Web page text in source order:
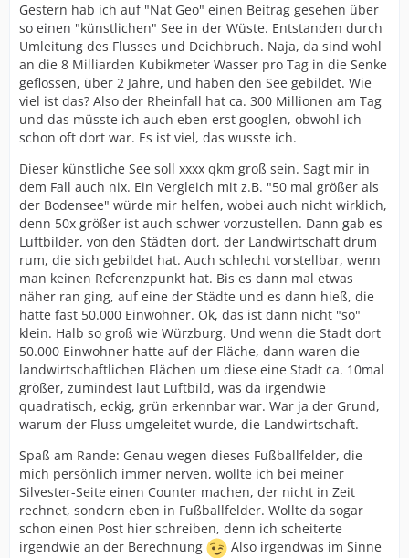
Gestern hab ich auf "Nat Geo" einen Beitrag gesehen über
so einen "künstlichen" See in der Wüste. Entstanden durch
Umleitung des Flusses und Deichbruch. Naja, da sind wohl
an die 8 Milliarden Kubikmeter Wasser pro Tag in die Senke
geflossen, über 2 Jahre, und haben den See gebildet. Wie
viel ist das? Also der Rheinfall hat ca. 300 Millionen am Tag
und das müsste ich auch eben erst googlen, obwohl ich
schon oft dort war. Es ist viel, das wusste ich.
Dieser künstliche See soll xxxx qkm groß sein. Sagt mir in
dem Fall auch nix. Ein Vergleich mit z.B. "50 mal größer als
der Bodensee" würde mir helfen, wobei auch nicht wirklich,
denn 50x größer ist auch schwer vorzustellen. Dann gab es
Luftbilder, von den Städten dort, der Landwirtschaft drum
rum, die sich gebildet hat. Auch schlecht vorstellbar, wenn
man keinen Referenzpunkt hat. Bis es dann mal etwas
näher ran ging, auf eine der Städte und es dann hieß, die
hatte fast 50.000 Einwohner. Ok, das ist dann nicht "so"
klein. Halb so groß wie Würzburg. Und wenn die Stadt dort
50.000 Einwohner hatte auf der Fläche, dann waren die
landwirtschaftlichen Flächen um diese eine Stadt ca. 10mal
größer, zumindest laut Luftbild, was da irgendwie
quadratisch, eckig, grün erkennbar war. War ja der Grund,
warum der Fluss umgeleitet wurde, die Landwirtschaft.
Spaß am Rande: Genau wegen dieses Fußballfelder, die
mich persönlich immer nerven, wollte ich bei meiner
Silvester-Seite einen Counter machen, der nicht in Zeit
rechnet, sondern eben in Fußballfelder. Wollte da sogar
schon einen Post hier schreiben, denn ich scheiterte
irgendwie an der Berechnung
Also irgendwas im Sinne